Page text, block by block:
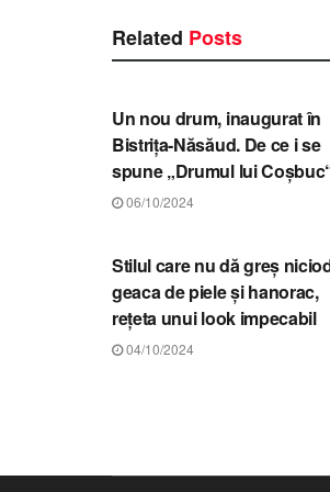
Related Posts
Un nou drum, inaugurat în
Bistrița-Năsăud. De ce i se
spune „Drumul lui
06/10/2024
Stilul care nu dă greș
geaca de piele și hanorac,
rețeta unui look impecabil
04/10/2024